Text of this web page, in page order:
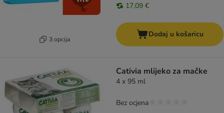
3 opcija
17,09 €
Dodaj u košaricu
Cativia mlijeko za mačke
4 x 95 ml
Bez ocjena